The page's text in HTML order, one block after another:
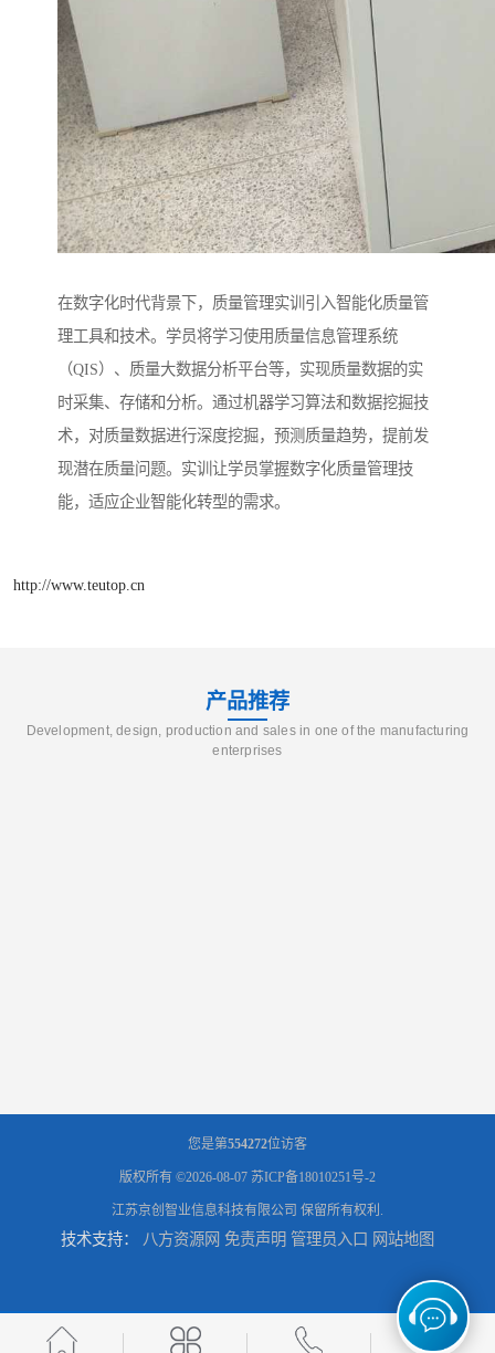
在数字化时代背景下，质量管理实训引入智能化质量管
理工具和技术。学员将学习使用质量信息管理系统
（QIS）、质量大数据分析平台等，实现质量数据的实
时采集、存储和分析。通过机器学习算法和数据挖掘技
术，对质量数据进行深度挖掘，预测质量趋势，提前发
现潜在质量问题。实训让学员掌握数字化质量管理技
能，适应企业智能化转型的需求。​
http://www.teutop.cn
产品推荐
Development, design, production and sales in one of the manufacturing
enterprises
您是第554272位访客
版权所有 ©2026-08-07 苏ICP备18010251号-2
江苏京创智业信息科技有限公司 保留所有权利.
技术支持： 八方资源网 免责声明 管理员入口 网站地图